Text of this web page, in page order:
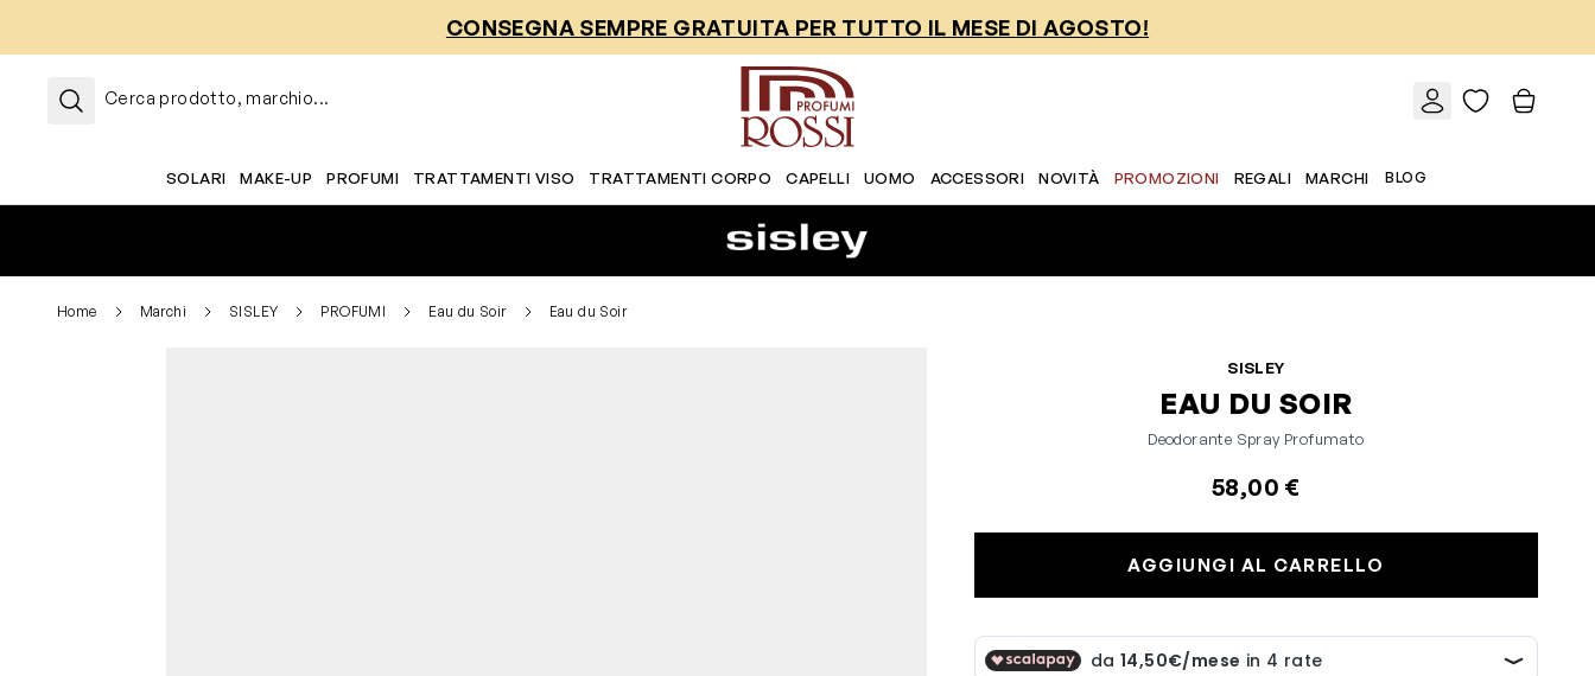
CONSEGNA SEMPRE GRATUITA PER TUTTO IL MESE DI AGOSTO!
Cerca prodotto, marchio...
SOLARI MAKE-UP PROFUMI TRATTAMENTI VISO TRATTAMENTI CORPO CAPELLI UOMO ACCESSORI NOVITÀ PROMOZIONI REGALI MARCHI BLOG
Home Marchi SISLEY PROFUMI Eau du Soir Eau du Soir
SISLEY
EAU DU SOIR
Deodorante Spray Profumato
58,00 €
AGGIUNGI AL CARRELLO